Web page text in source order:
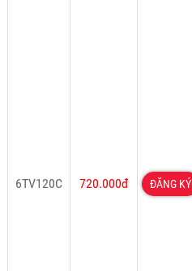
6TV120C 720.000đ ĐĂNG KÝ